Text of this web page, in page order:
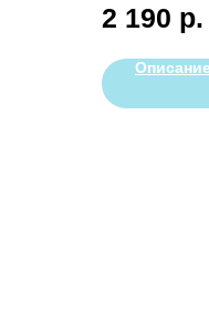
2 190 р.
Описание